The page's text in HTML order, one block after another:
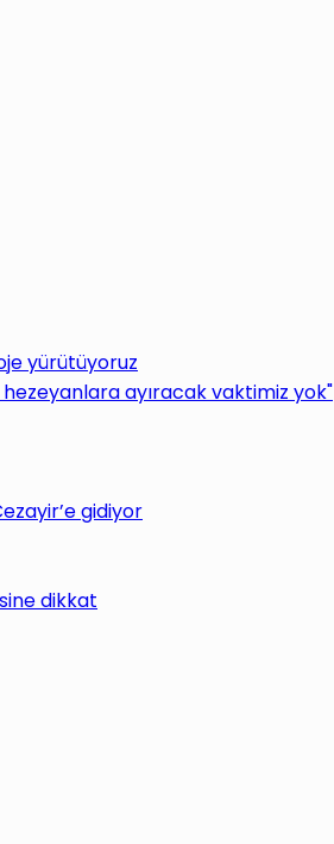
yürütüyoruz
ayıracak vaktimiz yok"
gidiyor
dikkat